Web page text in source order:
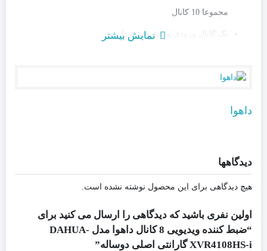
مجموعا 10 کانال
یک کانال ورودی و خروجی صدا
کدک فشرده سازی تصویر H265+
نرم افزار تحت وب SMART PSS مخصوص لپتاپ و سرور
گارانتی اصلی دوساله
نمایش بیشتر
نمایش بیشتر
داهوا
دیدگاهها
هیچ دیدگاهی برای این محصول نوشته نشده است.
اولین نفری باشید که دیدگاهی را ارسال می کنید برای
“ضبط کننده ویدیویی 8 کانال داهوا مدل DAHUA-
XVR4108HS-i گارانتی اصلی دوساله”